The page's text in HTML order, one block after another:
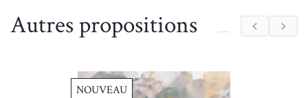
Autres propositions
NOUVEAU